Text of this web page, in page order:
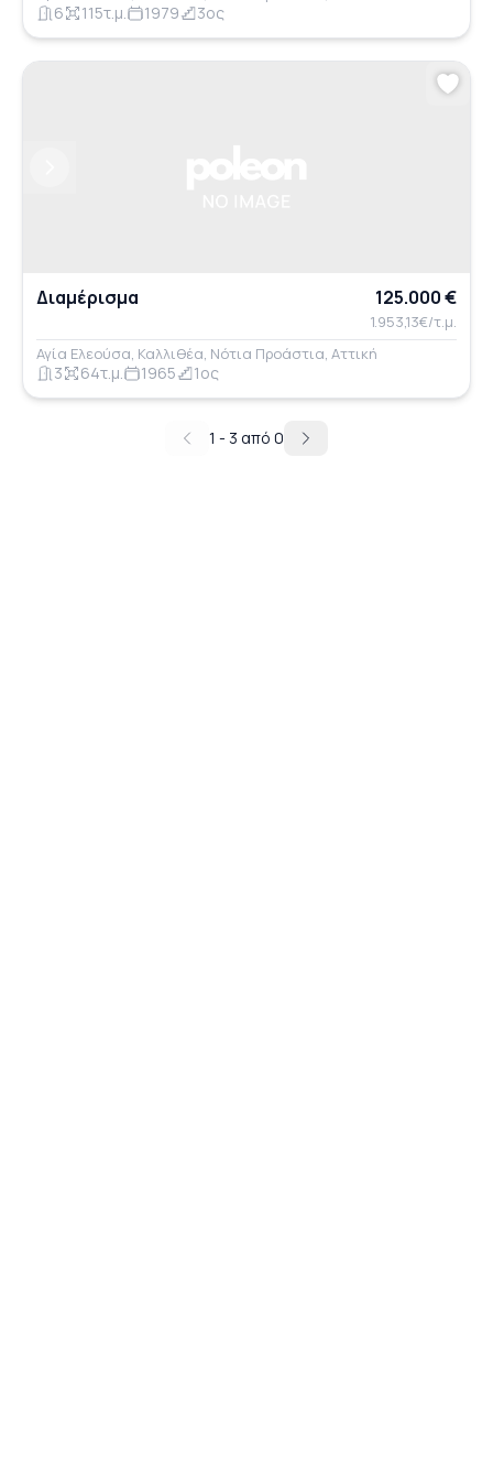
6 115τ.μ. 1979 3ος
Διαμέρισμα 125.000 €
1.953,13€/τ.μ.
Αγία Ελεούσα, Καλλιθέα, Νότια Προάστια, Αττική
3 64τ.μ. 1965 1ος
1 - 3 από 0